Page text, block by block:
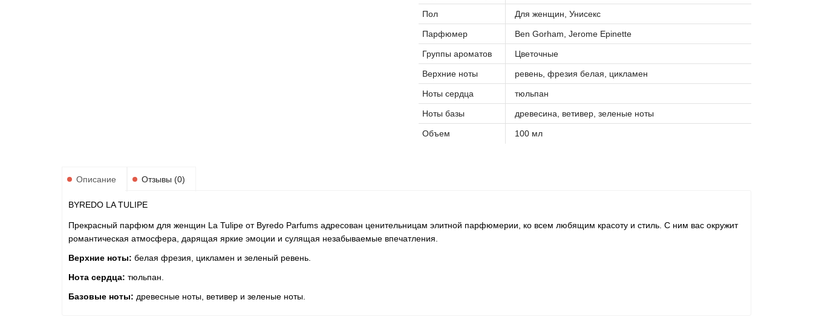
Пол Для женщин, Унисекс
Парфюмер Ben Gorham, Jerome Epinette
Группы ароматов Цветочные
Верхние ноты ревень, фрезия белая, цикламен
Ноты сердца тюльпан
Ноты базы древесина, ветивер, зеленые ноты
Объем 100 мл
Описание Отзывы (0)
BYREDO LA TULIPE
Прекрасный парфюм для женщин La Tulipe от Byredo Parfums адресован ценительницам элитной парфюмерии, ко всем любящим красоту и стиль. С ним вас окружит
романтическая атмосфера, дарящая яркие эмоции и сулящая незабываемые впечатления.
Верхние ноты: белая фрезия, цикламен и зеленый ревень.
Нота сердца: тюльпан.
Базовые ноты: древесные ноты, ветивер и зеленые ноты.